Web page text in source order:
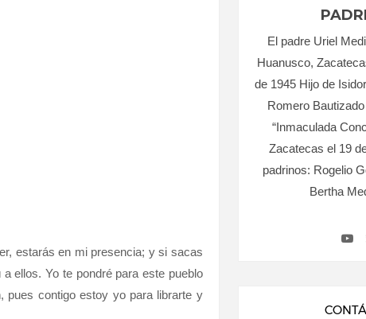
estarás en mi presencia; y si sacas
ellos. Yo te pondré para este pueblo
pues contigo estoy yo para librarte y
El padre Uriel
Huanusco,
de 1945 Hijo de
Romero
“Inmaculada
Zacatecas el 19
padrinos: Rogelio
Bertha